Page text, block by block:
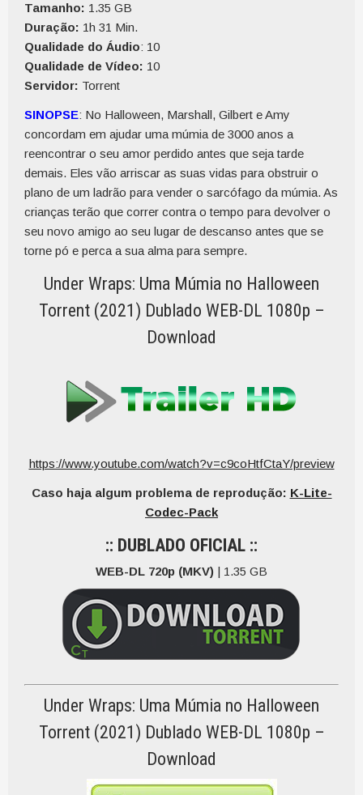
Tamanho: 1.35 GB
Duração: 1h 31 Min.
Qualidade do Áudio: 10
Qualidade de Vídeo: 10
Servidor: Torrent
SINOPSE: No Halloween, Marshall, Gilbert e Amy
concordam em ajudar uma múmia de 3000 anos a
reencontrar o seu amor perdido antes que seja tarde
demais. Eles vão arriscar as suas vidas para obstruir o
plano de um ladrão para vender o sarcófago da múmia. As
crianças terão que correr contra o tempo para devolver o
seu novo amigo ao seu lugar de descanso antes que se
torne pó e perca a sua alma para sempre.
Under Wraps: Uma Múmia no Halloween
Torrent (2021) Dublado WEB-DL 1080p –
Download
https://www.youtube.com/watch?v=c9coHtfCtaY/preview
Caso haja algum problema de reprodução: K-Lite-
Codec-Pack
:: DUBLADO OFICIAL ::
WEB-DL 720p (MKV) | 1.35 GB
Under Wraps: Uma Múmia no Halloween
Torrent (2021) Dublado WEB-DL 1080p –
Download